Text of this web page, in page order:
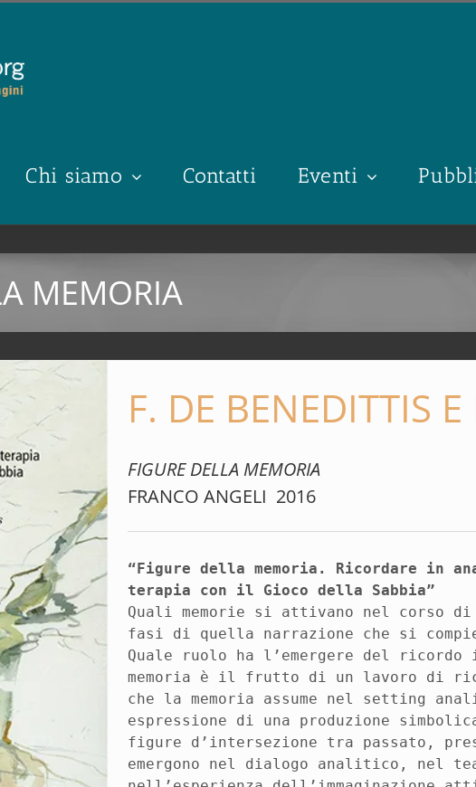
Chi siamo Contatti Eventi
MEMORIA
F. DE BENEDITTIS
FIGURE DELLA MEMORIA
FRANCO ANGELI 2016
“Figure della memoria. Ricordare in
terapia con il Gioco della Sabbia”
Quali memorie si attivano nel corso
fasi di quella narrazione che si
Quale ruolo ha l’emergere del
memoria è il frutto di un lavoro di
che la memoria assume nel setting
espressione di una produzione
figure d’intersezione tra passato,
emergono nel dialogo analitico, nel